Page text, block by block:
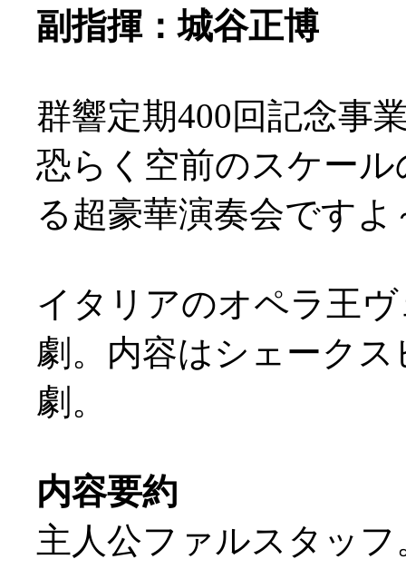
副指揮：城谷正博
群響定期400回記念事
恐らく空前のスケー
る超豪華演奏会です
イタリアのオペラ王
劇。内容はシェーク
劇。
内容要約
主人公ファルスタッフ